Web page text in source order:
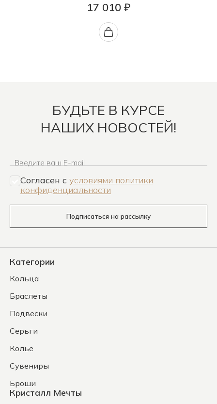
17 010 ₽
БУДЬТЕ В КУРСЕ
НАШИХ НОВОСТЕЙ!
Введите ваш E-mail
Согласен c условиями политики
конфиденциальности
Подписаться на рассылку
Категории
Кольца
Браслеты
Подвески
Серьги
Колье
Сувениры
Броши
Кристалл Мечты